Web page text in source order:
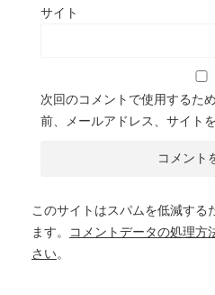
サイト
次回のコメントで使用するた
前、メールアドレス、サイト
このサイトはスパムを低減する
ます。
コメントデータの処理方
さい。